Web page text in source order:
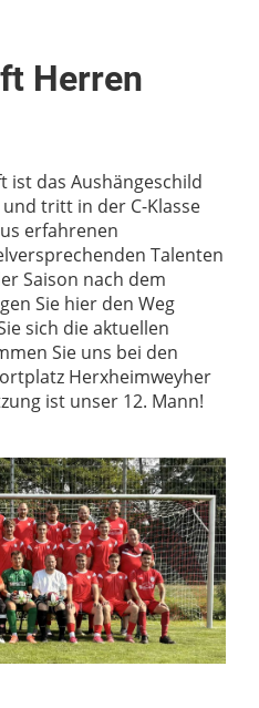
Herren
ist das Aushängeschild
tritt in der C-Klasse
erfahrenen
Talenten
Saison nach dem
Sie hier den Weg
sich die aktuellen
Sie uns bei den
Herxheimweyher
ist unser 12. Mann!